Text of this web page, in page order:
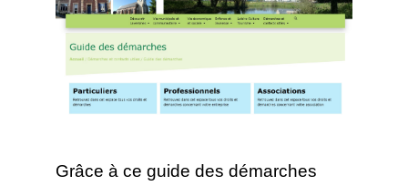
Grâce à ce guide des démarches